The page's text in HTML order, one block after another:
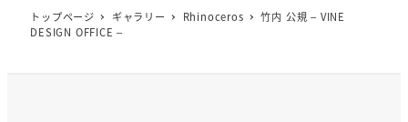
e
b
トップページ ギャラリー Rhinoceros
竹内 公規 – VINE
DESIGN OFFICE –